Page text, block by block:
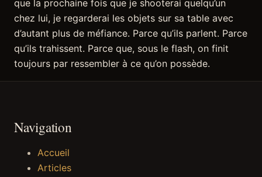
que la prochaine fois que je shooterai quelqu’un
chez lui, je regarderai les objets sur sa table avec
d’autant plus de méfiance. Parce qu’ils parlent. Parce
qu’ils trahissent. Parce que, sous le flash, on finit
toujours par ressembler à ce qu’on possède.
Navigation
Accueil
Articles